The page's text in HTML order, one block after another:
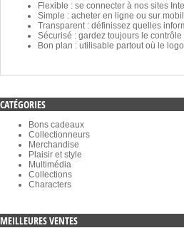
Flexible : se connecter à nos sites
Simple : acheter en ligne ou sur
Transparent : définissez quelles
Sécurisé : gardez toujours le
Bon plan : utilisable partout où le
CATÉGORIES
Bons cadeaux
Collectionneurs
Merchandise
Plaisir et style
Multimédia
Collections
Characters
MEILLEURES VENTES